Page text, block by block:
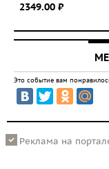
2349.00 ⃏
Это событие вам
Реклама на